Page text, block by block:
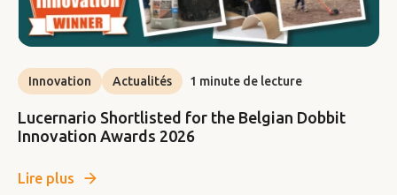
Innovation Actualités 1 minute de lecture
Lucernario Shortlisted for the Belgian Dobbit
Innovation Awards 2026
Lire plus